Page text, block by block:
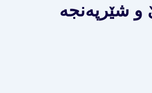
و شێرپەنجە